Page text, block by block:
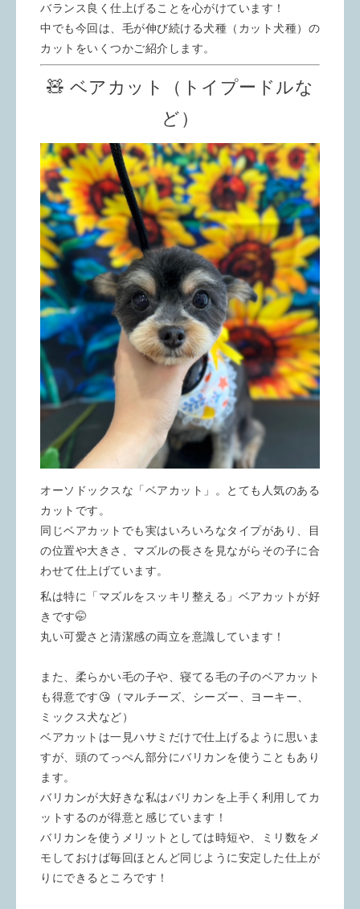
バランス良く仕上げることを心がけています！
中でも今回は、毛が伸び続ける犬種（カット犬種）の
カットをいくつかご紹介します。
🧸 ベアカット（トイプードルな
ど）
オーソドックスな「ベアカット」。とても人気のある
カットです。
同じベアカットでも実はいろいろなタイプがあり、目
の位置や大きさ、マズルの長さを見ながらその子に合
わせて仕上げています。
私は特に「マズルをスッキリ整える」ベアカットが好
きです🤭
丸い可愛さと清潔感の両立を意識しています！
また、柔らかい毛の子や、寝てる毛の子のベアカット
も得意です😘（マルチーズ、シーズー、ヨーキー、
ミックス犬など）
ベアカットは一見ハサミだけで仕上げるように思いま
すが、頭のてっぺん部分にバリカンを使うこともあり
ます。
バリカンが大好きな私はバリカンを上手く利用してカ
ットするのが得意と感じています！
バリカンを使うメリットとしては時短や、ミリ数をメ
モしておけば毎回ほとんど同じように安定した仕上が
りにできるところです！